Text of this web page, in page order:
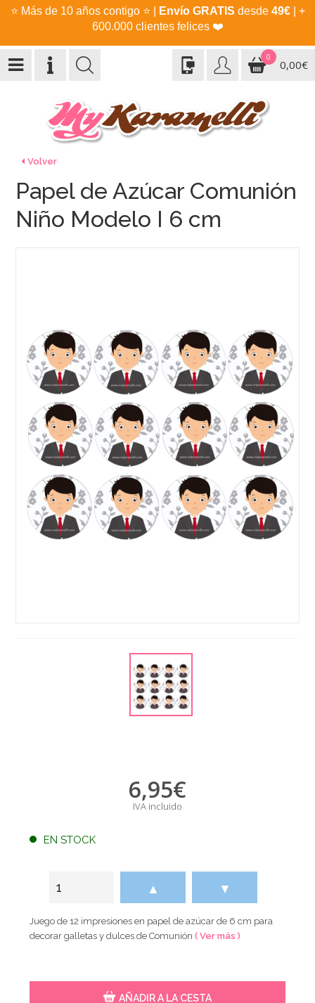
⭐ Más de 10 años contigo ⭐ Envío GRATIS desde 49€| +
600.000 clientes felices ❤️
0
0,00€
Volver
Papel de Azúcar Comunión
Niño Modelo I 6 cm
6,95€
IVA incluido
EN STOCK
▲ ▼
Juego de 12 impresiones en papel de azúcar de 6 cm para
decorar galletas y dulces de Comunión( Ver más )
AÑADIR A LA CESTA